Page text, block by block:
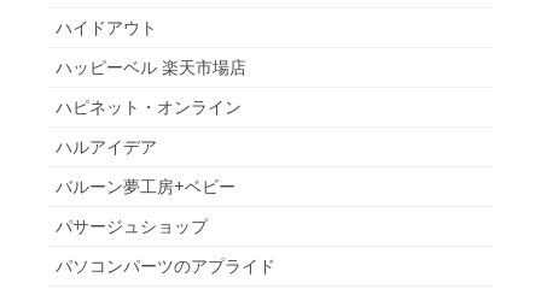
ハイドアウト
ハッピーベル 楽天市場店
ハピネット・オンライン
ハルアイデア
バルーン夢工房+ベビー
パサージュショップ
パソコンパーツのアプライド